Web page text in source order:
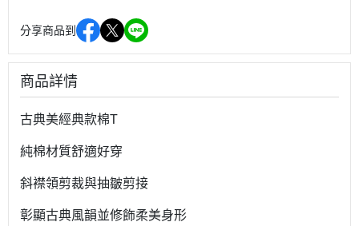
分享商品到
商品詳情
古典美經典款棉T
純棉材質舒適好穿
斜襟領剪裁與抽皺剪接
彰顯古典風韻並修飾柔美身形